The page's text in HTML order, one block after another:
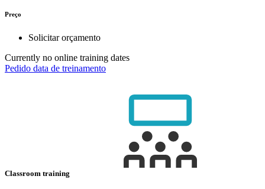
Preço
Solicitar orçamento
Currently no online training dates
Pedido data de treinamento
Classroom training